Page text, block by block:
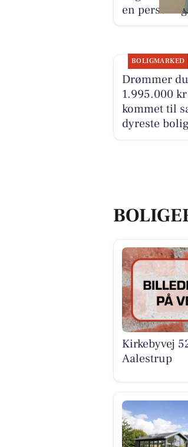
en
BOLIGMARKED
Drømmer
1.995.000
kommet til
dyreste
Kirkebyvej
Aalestrup